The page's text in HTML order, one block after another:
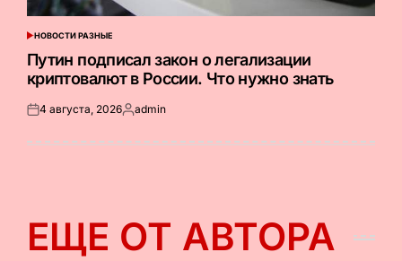
ОПУБЛИКОВАНО
В
НОВОСТИ РАЗНЫЕ
Путин подписал закон о легализации
криптовалют в России. Что нужно знать
Опубликовано
4 августа, 2026Запись
admin
ЕЩЕ ОТ АВТОРА